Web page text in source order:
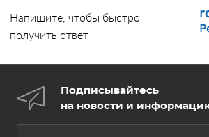
Напишите, чтобы быстро
получить ответ
Подписывайтесь
на новости и